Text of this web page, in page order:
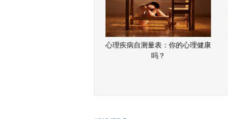
心理疾病自测量表：你的心理健康
吗？